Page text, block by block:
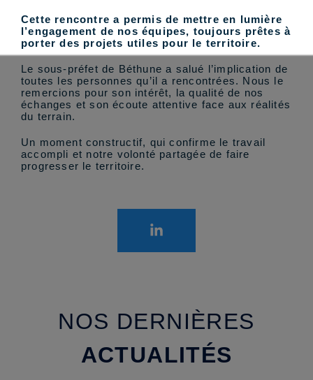
Cette rencontre a permis de mettre en lumière
l’engagement de nos équipes, toujours prêtes à
porter des projets utiles pour le territoire.
Le sous-préfet de Béthune a salué l’implication de
toutes les personnes qu’il a rencontrées. Nous le
remercions pour son intérêt, la qualité de nos
échanges et son écoute attentive face aux réalités
du terrain.
Un moment constructif, qui confirme le travail
accompli et notre volonté partagée de faire
progresser le territoire.
NOS DERNIÈRES
ACTUALITÉS